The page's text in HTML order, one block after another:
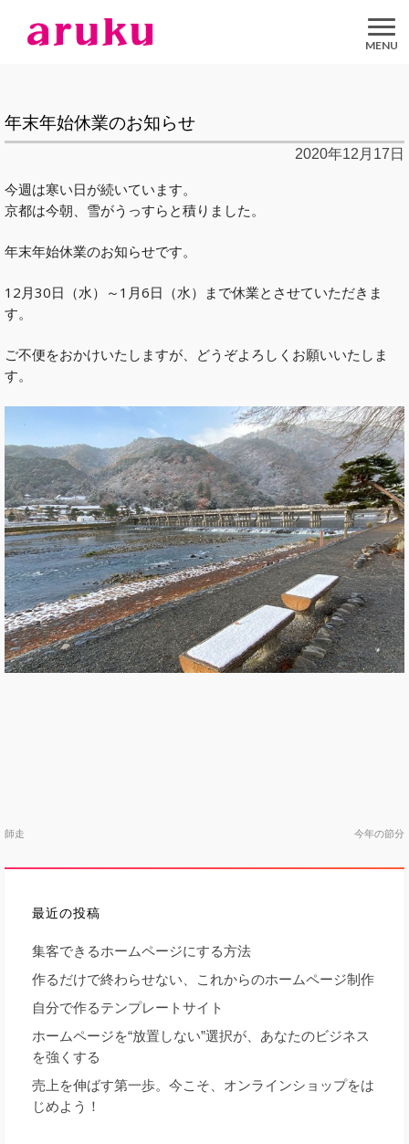
年末年始休業のお知らせ
2020年12月17日
今週は寒い日が続いています。
京都は今朝、雪がうっすらと積りました。
年末年始休業のお知らせです。
12月30日（水）～1月6日（水）まで休業とさせていただきま
す。
ご不便をおかけいたしますが、どうぞよろしくお願いいたしま
す。
投
ナ
シ
師走 今年の節分
最近の投稿
集客できるホームページにする方法
作るだけで終わらせない、これからのホームページ制作
自分で作るテンプレートサイト
ホームページを“放置しない”選択が、あなたのビジネス
を強くする
売上を伸ばす第一歩。今こそ、オンラインショップをは
じめよう！